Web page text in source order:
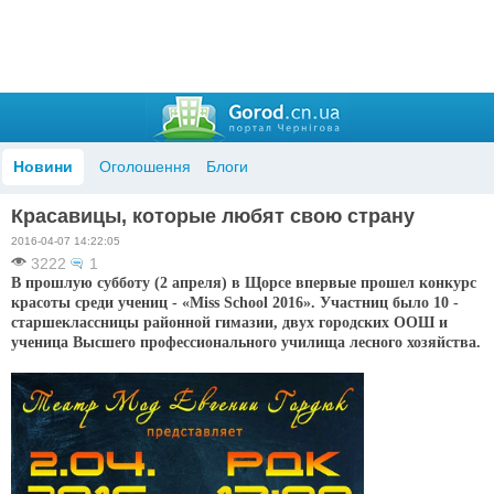
Новини Оголошення Блоги
Красавицы, которые любят свою страну
2016-04-07 14:22:05
3222 1
В прошлую субботу (2 апреля) в Щорсе впервые прошел конкурс
красоты среди учениц - «Мiss School 2016». Участниц было 10 -
старшеклассницы районной гимазии, двух городских ООШ и
ученица Высшего профессионального училища лесного хозяйства.